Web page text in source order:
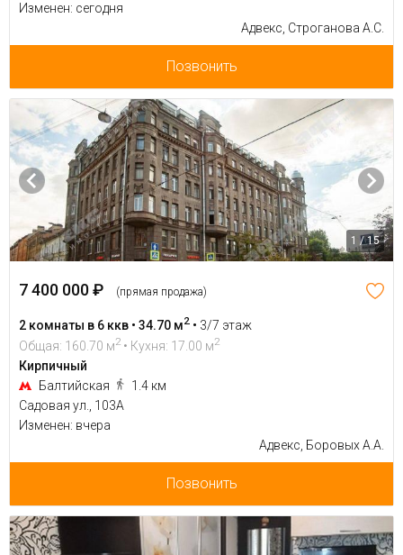
Изменен: сегодня
Адвекс, Строганова А.С.
Позвонить
1 / 15
7 400 000 ₽ (прямая продажа)
2 комнаты в 6 ккв • 34.70 м2 • 3/7 этаж
Общая: 160.70 м2 • Кухня: 17.00 м2
Кирпичный
Балтийская
1.4 км
Садовая ул., 103А
Изменен: вчера
Адвекс, Боровых А.А.
Позвонить